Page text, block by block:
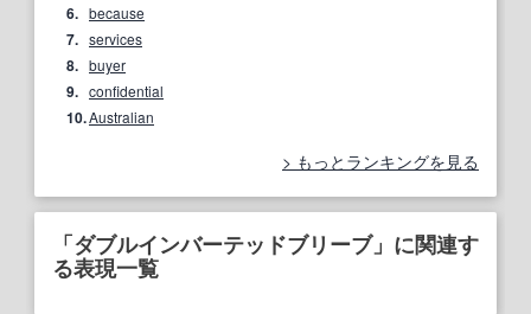
6. because
7. services
8. buyer
9. confidential
10.Australian
もっとランキングを見る
「ダブルインバーテッドブリーブ」に関連す
る表現一覧